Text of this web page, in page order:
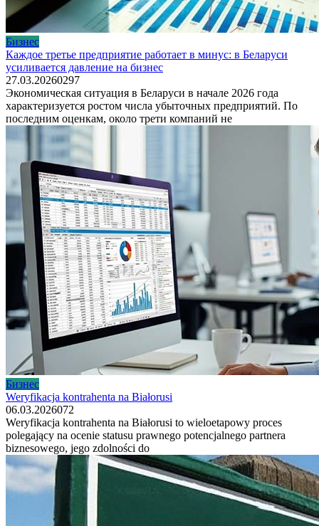
Бизнес
Каждое третье предприятие работает в минус: в Беларуси
усиливается давление на бизнес
27.03.20260297
Экономическая ситуация в Беларуси в начале 2026 года
характеризуется ростом числа убыточных предприятий. По
последним оценкам, около трети компаний не
Бизнес
Weryfikacja kontrahenta na Białorusi
06.03.2026072
Weryfikacja kontrahenta na Białorusi to wieloetapowy proces
polegający na ocenie statusu prawnego potencjalnego partnera
biznesowego, jego zdolności do